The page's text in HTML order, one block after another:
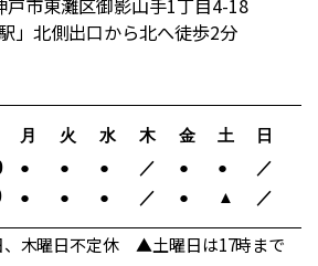
戸市東灘区御影山手1丁目4-18
」北側出口から北へ徒歩2分
月 火 水 木 金 土 日
● ● ● ／ ● ● ／
● ● ● ／ ● ▲ ／
、木曜日不定休 ▲土曜日は17時まで